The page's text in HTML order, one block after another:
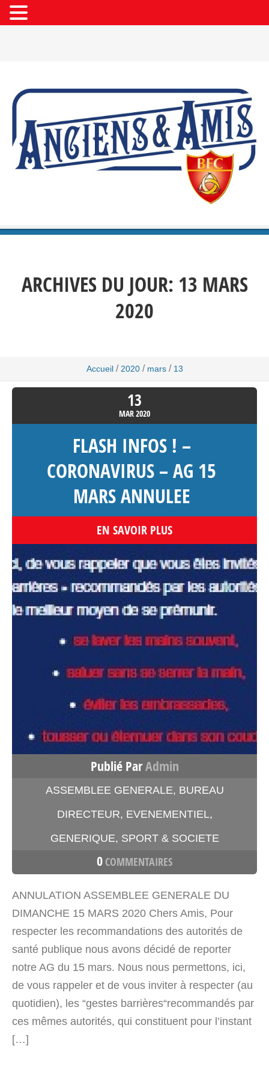
ARCHIVES DU JOUR: 13 MARS
2020
Accueil / 2020 / mars / 13
13
MAR2020
FLASH INFOS ! –
CORONAVIRUS – AG 15
MARS ANNULEE
EN SAVOIR PLUS
Publié ParAdmin
ASSEMBLEE GENERALE, BUREAU
DIRECTEUR, EVENEMENTIEL,
GENERIQUE, SPORT & SOCIETE
0 COMMENTAIRES
ANNULATION ASSEMBLEE GENERALE DU
DIMANCHE 15 MARS 2020 Chers Amis, Pour
respecter les recommandations des autorités de
santé publique nous avons décidé de reporter
notre AG du 15 mars. Nous nous permettons, ici,
de vous rappeler et de vous inviter à respecter (au
quotidien), les “gestes barrières“recommandés par
ces mêmes autorités, qui constituent pour l’instant
[…]